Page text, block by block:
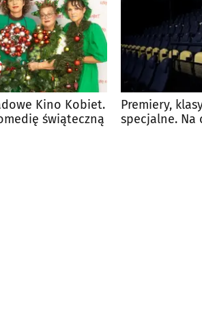
Kino Kobiet.
świąteczną
Premiery,
specjalne. Na